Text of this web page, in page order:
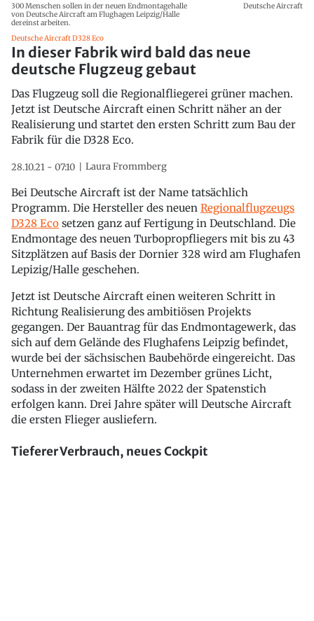
300 Menschen sollen in der neuen Endmontagehalle
von Deutsche Aircraft am Flughagen Leipzig/Halle
dereinst arbeiten.
Deutsche Aircraft
Deutsche Aircraft D328 Eco
In dieser Fabrik wird bald das neue
deutsche Flugzeug gebaut
Das Flugzeug soll die Regionalfliegerei grüner machen.
Jetzt ist Deutsche Aircraft einen Schritt näher an der
Realisierung und startet den ersten Schritt zum Bau der
Fabrik für die D328 Eco.
28.10.21 - 07:10 Laura Frommberg
Bei Deutsche Aircraft ist der Name tatsächlich
Programm. Die Hersteller des neuen Regionalflugzeugs
D328 Eco setzen ganz auf Fertigung in Deutschland. Die
Endmontage des neuen Turbopropfliegers mit bis zu 43
Sitzplätzen auf Basis der Dornier 328 wird am Flughafen
Lepizig/Halle geschehen.
Jetzt ist Deutsche Aircraft einen weiteren Schritt in
Richtung Realisierung des ambitiösen Projekts
gegangen. Der Bauantrag für das Endmontagewerk, das
sich auf dem Gelände des Flughafens Leipzig befindet,
wurde bei der sächsischen Baubehörde eingereicht. Das
Unternehmen erwartet im Dezember grünes Licht,
sodass in der zweiten Hälfte 2022 der Spatenstich
erfolgen kann. Drei Jahre später will Deutsche Aircraft
die ersten Flieger ausliefern.
Tieferer Verbrauch, neues Cockpit